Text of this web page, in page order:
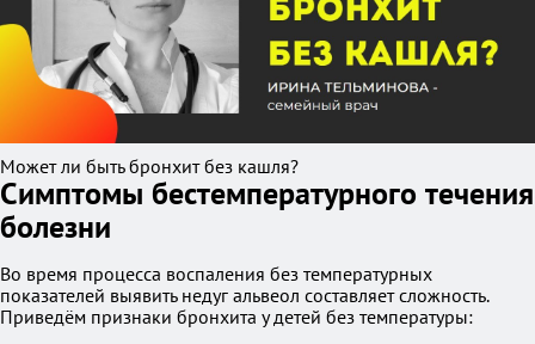
Может ли быть бронхит без кашля?
Симптомы бестемпературного течения
болезни
Во время процесса воспаления без температурных
показателей выявить недуг альвеол составляет сложность.
Приведём признаки бронхита у детей без температуры: